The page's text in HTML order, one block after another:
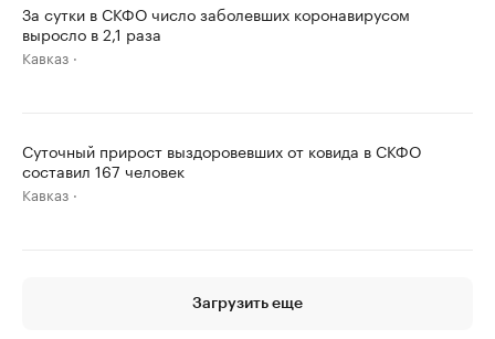
За сутки в СКФО число заболевших коронавирусом
выросло в 2,1 раза
Кавказ
Суточный прирост выздоровевших от ковида в СКФО
составил 167 человек
Кавказ
Загрузить еще